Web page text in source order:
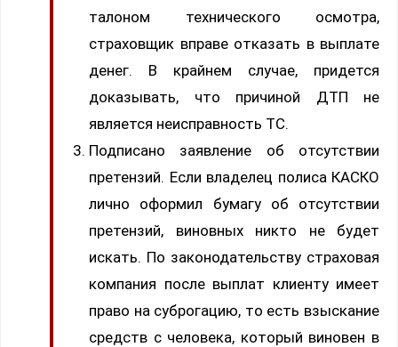
талоном технического осмотра,
страховщик вправе отказать в выплате
денег. В крайнем случае, придется
доказывать, что причиной ДТП не
является неисправность ТС.
Подписано заявление об отсутствии
претензий. Если владелец полиса КАСКО
лично оформил бумагу об отсутствии
претензий, виновных никто не будет
искать. По законодательству страховая
компания после выплат клиенту имеет
право на суброгацию, то есть взыскание
средств с человека, который виновен в